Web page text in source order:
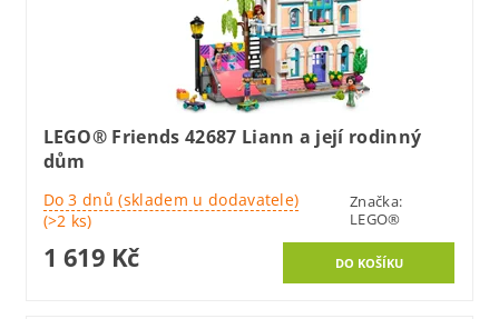
LEGO® Friends 42687 Liann a její rodinný
dům
Do 3 dnů (skladem u dodavatele)
(>2 ks)
Značka:
LEGO®
1 619 Kč